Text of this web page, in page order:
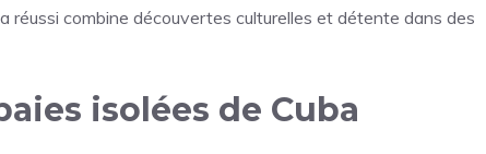
combine découvertes culturelles et détente dans des
isolées de Cuba